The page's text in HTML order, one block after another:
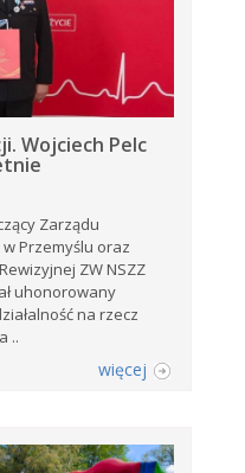
Wojciech Pelc
Zarządu
Przemyślu oraz
ZW NSZZ
uhonorowany
na rzecz
..
więcej